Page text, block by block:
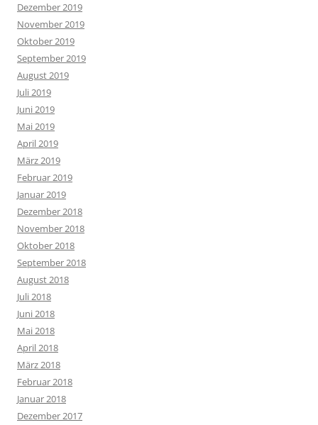
Dezember 2019
November 2019
Oktober 2019
September 2019
August 2019
Juli 2019
Juni 2019
Mai 2019
April 2019
März 2019
Februar 2019
Januar 2019
Dezember 2018
November 2018
Oktober 2018
September 2018
August 2018
Juli 2018
Juni 2018
Mai 2018
April 2018
März 2018
Februar 2018
Januar 2018
Dezember 2017